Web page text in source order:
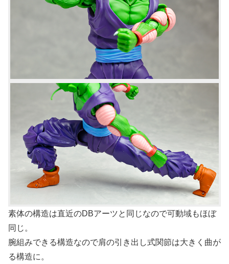
素体の構造は直近のDBアーツと同じなので可動域もほぼ
同じ。
腕組みできる構造なので肩の引き出し式関節は大きく曲が
る構造に。